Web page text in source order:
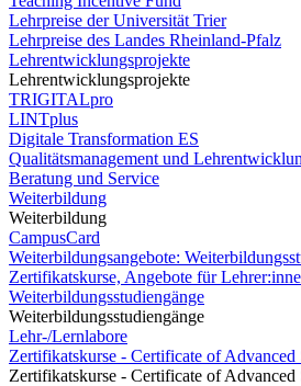
Lehrpreise der Universität Trier
Lehrpreise des Landes Rheinland-Pfalz
Lehrentwicklungsprojekte
Lehrentwicklungsprojekte
TRIGITALpro
LINTplus
Digitale Transformation ES
Qualitätsmanagement und
Beratung und Service
Weiterbildung
Weiterbildung
CampusCard
Weiterbildungsangebote:
Zertifikatskurse, Angebote für
Weiterbildungsstudiengänge
Weiterbildungsstudiengänge
Lehr-/Lernlabore
Zertifikatskurse - Certificate of
Zertifikatskurse - Certificate of